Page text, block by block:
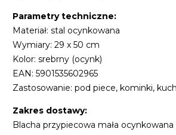
Parametry techniczne:
Materiał: stal ocynkowana
Wymiary: 29 x 50 cm
Kolor: srebrny (ocynk)
EAN: 5901535602965
Zastosowanie: pod piece, kominki,
Zakres dostawy:
Blacha przypiecowa mała ocynkowana